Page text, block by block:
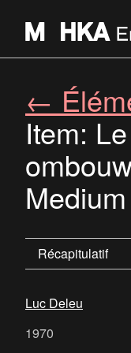
←
Item:
Récapitulatif
Luc Deleu
1970